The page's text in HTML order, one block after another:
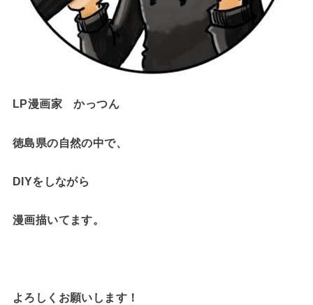
LP漫画家 かっつん
徳島県の自然の中で、
DIYをしながら
漫画描いてます。
よろしくお願いします！